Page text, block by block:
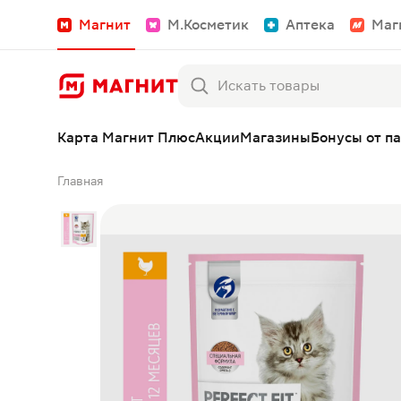
Магнит М.Косметик Аптека
Карта Магнит ПлюсАкцииМагазиныБонусы от
Главная